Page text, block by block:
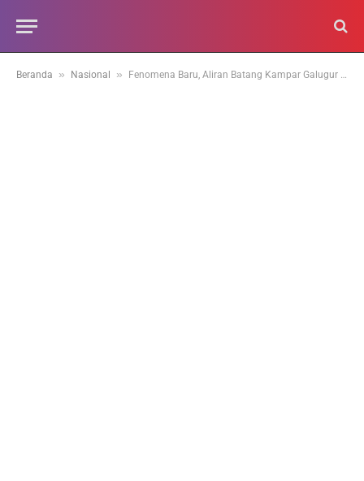
Beranda » Nasional » Fenomena Baru, Aliran Batang Kampar Galugur Diramaikan Warga Pencari Emas